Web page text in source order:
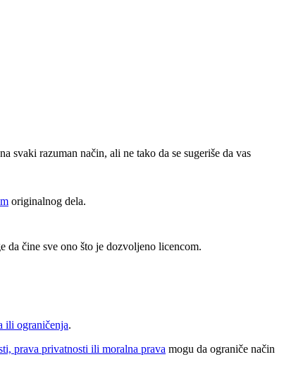
svaki razuman način, ali ne tako da se sugeriše da vas
originalnog dela.
da čine sve ono što je dozvoljeno licencom.
ili ograničenja.
prava privatnosti ili moralna prava mogu da ograniče način